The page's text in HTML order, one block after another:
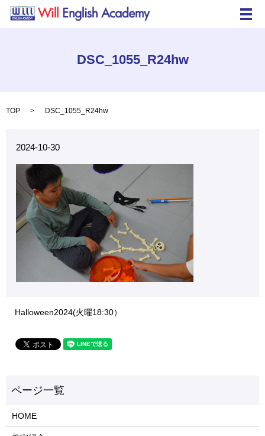
メ
DSC_1055_R24hw
TOP DSC_1055_R24hw
2024-10-30
Halloween2024(火曜18:30）
HOME